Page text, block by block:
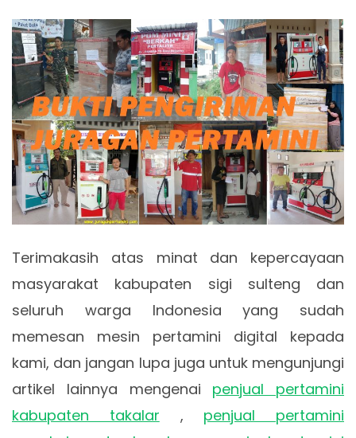
Terimakasih atas minat dan kepercayaan
masyarakat kabupaten sigi sulteng dan
seluruh warga Indonesia yang sudah
memesan mesin pertamini digital kepada
kami, dan jangan lupa juga untuk mengunjungi
artikel lainnya mengenai penjual pertamini
kabupaten takalar , penjual pertamini